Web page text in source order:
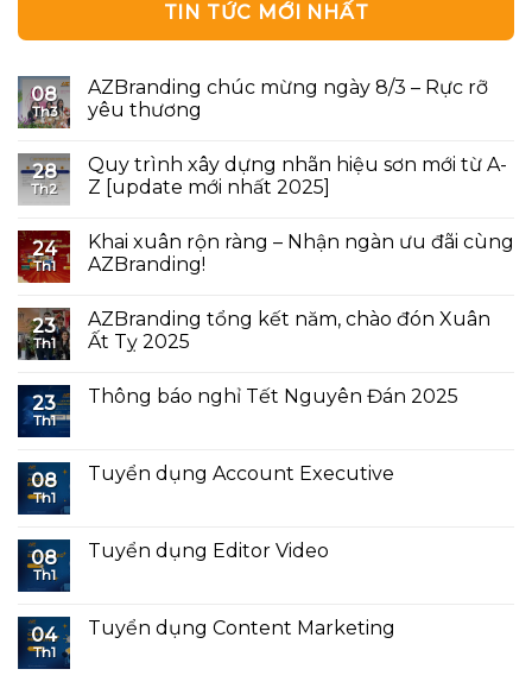
TIN TỨC MỚI NHẤT
08
Th3
AZBranding chúc mừng ngày 8/3 – Rực rỡ
yêu thương
28
Th2
Quy trình xây dựng nhãn hiệu sơn mới từ A-
Z [update mới nhất 2025]
24
Th1
Khai xuân rộn ràng – Nhận ngàn ưu đãi cùng
AZBranding!
23
Th1
AZBranding tổng kết năm, chào đón Xuân
Ất Tỵ 2025
23
Th1
Thông báo nghỉ Tết Nguyên Đán 2025
08
Th1
Tuyển dụng Account Executive
08
Th1
Tuyển dụng Editor Video
04
Th1
Tuyển dụng Content Marketing